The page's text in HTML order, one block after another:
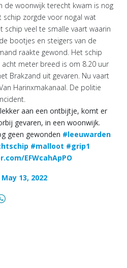
de woonwijk terecht kwam is nog
schip zorgde voor nogal wat
schip veel te smalle vaart waarin
bootjes en steigers van de
raakte gewond. Het schip
acht meter breed is om 8.20 uur
Brakzand uit gevaren. Nu vaart
Harinxmakanaal. De politie
aan een ontbijtje, komt er
gevaren, in een woonwijk.
geen gewonden #leeuwarden
#malloot #grip1
EFWcahApPO
May 13, 2022